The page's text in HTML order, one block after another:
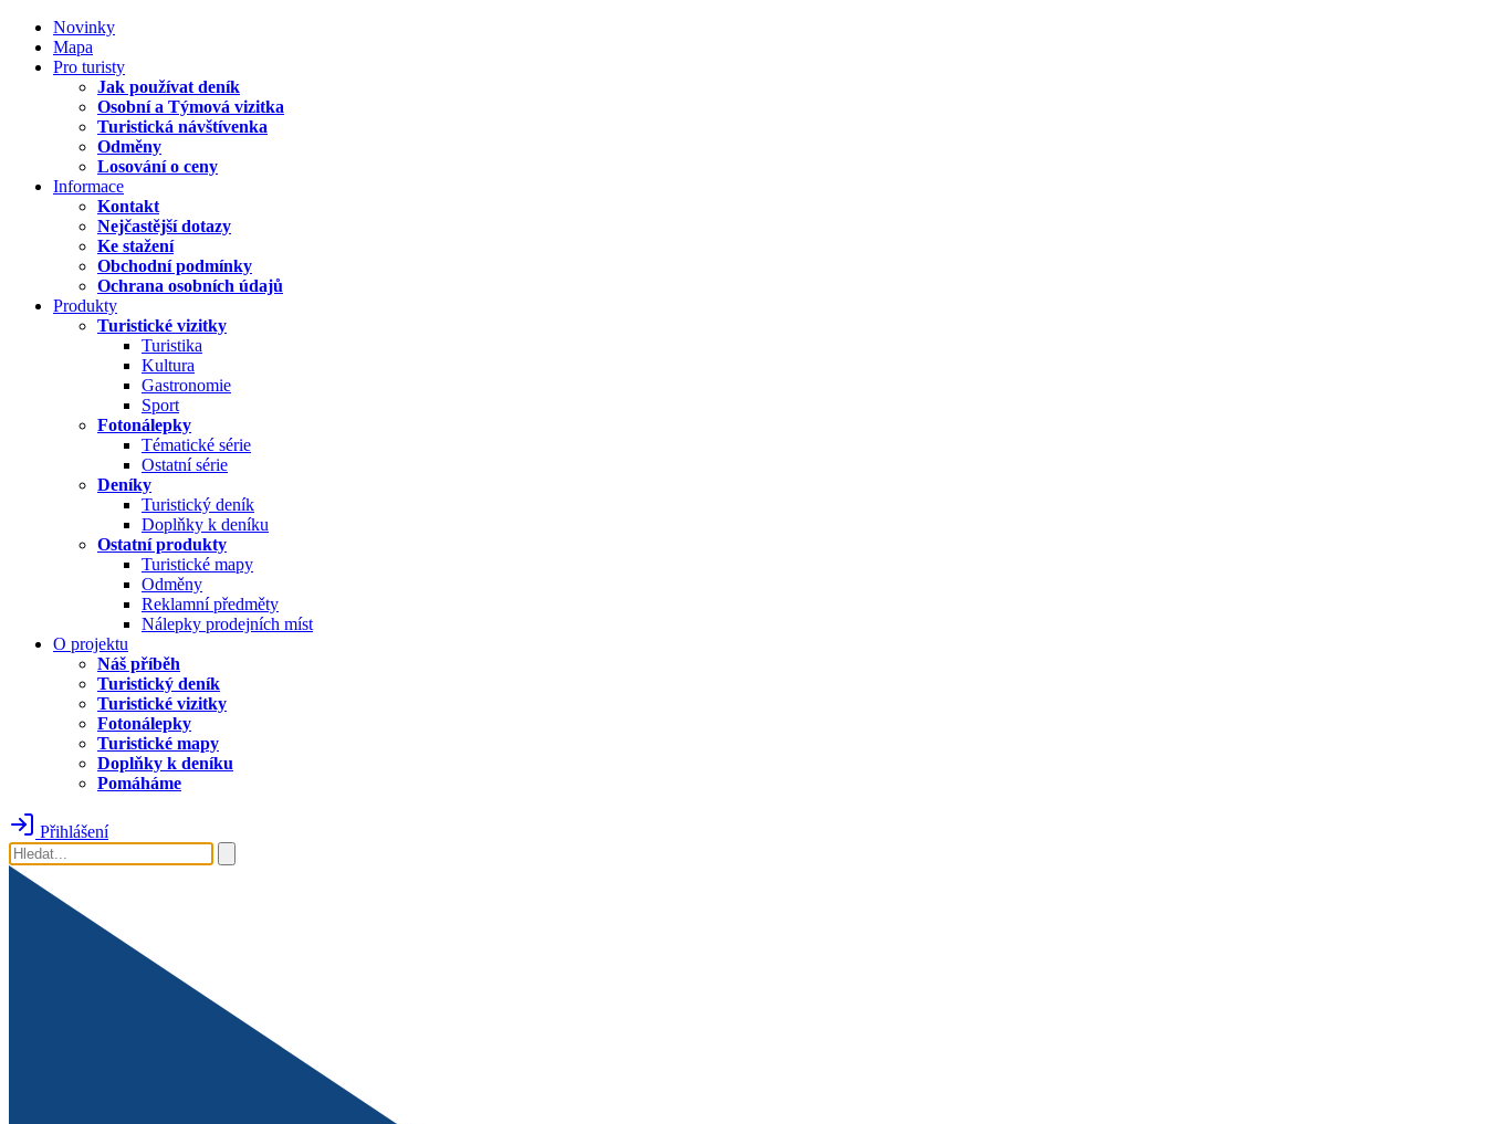
Novinky
Mapa
Pro turisty
Jak používat deník
Osobní a Týmová vizitka
Turistická návštívenka
Odměny
Losování o ceny
Informace
Kontakt
Nejčastější dotazy
Ke stažení
Obchodní podmínky
Ochrana osobních údajů
Produkty
Turistické vizitky
Turistika
Kultura
Gastronomie
Sport
Fotonálepky
Tématické série
Ostatní série
Deníky
Turistický deník
Doplňky k deníku
Ostatní produkty
Turistické mapy
Odměny
Reklamní předměty
Nálepky prodejních míst
O projektu
Náš příběh
Turistický deník
Turistické vizitky
Fotonálepky
Turistické mapy
Doplňky k deníku
Pomáháme
Přihlášení